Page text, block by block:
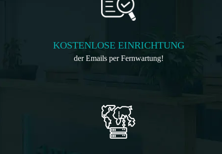
KOSTENLOSE EINRICHTUNG
der Emails per Fernwartung!